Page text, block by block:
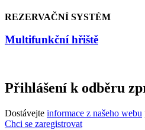
REZERVAČNÍ SYSTÉM
Multifunkční hřiště
Přihlášení k odběru
Dostávejte informace z našeho webu
Chci se zaregistrovat